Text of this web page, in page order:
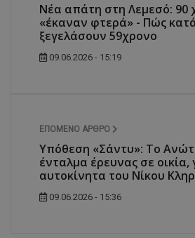
Νέα απάτη στη Λεμεσό: 90
«έκαναν φτερά» - Πώς
ξεγελάσουν 59χρονο
09.06.2026 - 15:19
ΕΠΌΜΕΝΟ ΆΡΘΡΟ
Υπόθεση «Σάντυ»: Το
ένταλμα έρευνας σε οικία,
αυτοκίνητα του Νίκου
09.06.2026 - 15:36